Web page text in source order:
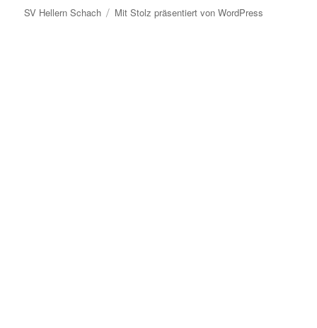
SV Hellern Schach Mit Stolz präsentiert von WordPress